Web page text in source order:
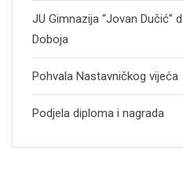
JU Gimnazija “Jovan Dučić”
Doboja
Pohvala Nastavničkog vijeća
Podjela diploma i nagrada